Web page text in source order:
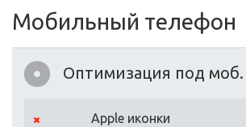
Мобильный телефон
Оптимизация под
Apple иконки